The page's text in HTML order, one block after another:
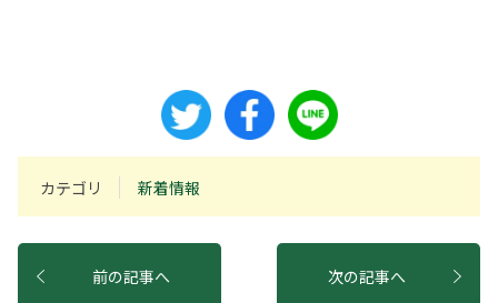
カテゴリ 新着情報
前の記事へ 次の記事へ